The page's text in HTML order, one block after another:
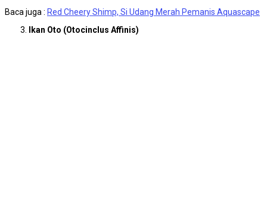
Baca juga : Red Cheery Shimp, Si Udang Merah Pemanis Aquascape
Ikan Oto (Otocinclus Affinis)